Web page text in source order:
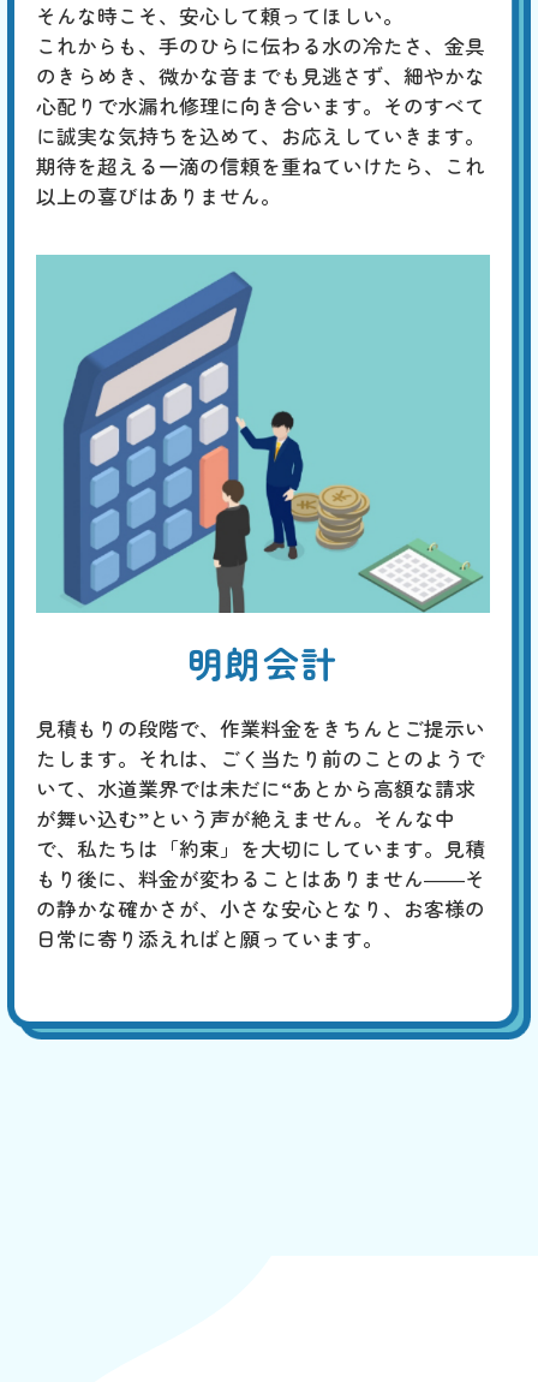
そんな時こそ、安心して頼ってほしい。
これからも、手のひらに伝わる水の冷たさ、金具
のきらめき、微かな音までも見逃さず、細やかな
心配りで水漏れ修理に向き合います。そのすべて
に誠実な気持ちを込めて、お応えしていきます。
期待を超える一滴の信頼を重ねていけたら、これ
以上の喜びはありません。
明朗会計
見積もりの段階で、作業料金をきちんとご提示い
たします。それは、ごく当たり前のことのようで
いて、水道業界では未だに“あとから高額な請求
が舞い込む”という声が絶えません。そんな中
で、私たちは「約束」を大切にしています。見積
もり後に、料金が変わることはありません――そ
の静かな確かさが、小さな安心となり、お客様の
日常に寄り添えればと願っています。